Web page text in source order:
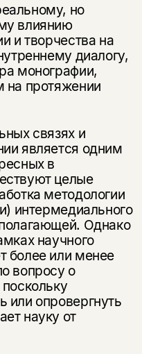
но
влиянию
и творчества на
диалогу,
монографии,
на протяжении
связях и
является одним
в
целые
методологии
интермедиального
Однако
научного
более или менее
вопросу о
или опровергнуть
науку от